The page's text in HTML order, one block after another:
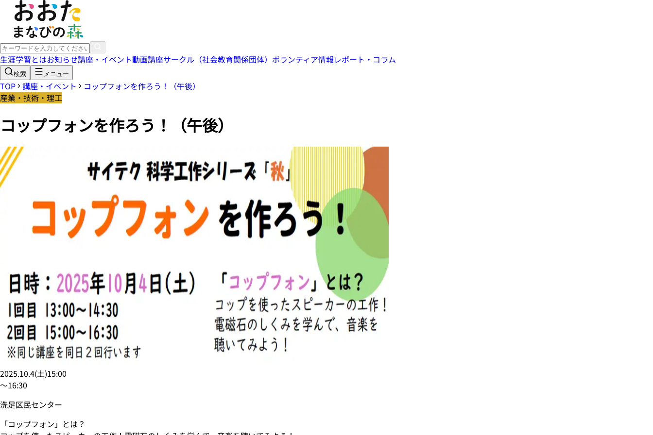
生涯学習とはお知らせ講座・イベント動画講座サークル（社会教育関係団体） ボランティア情報レポート・コラム
検索 メニュー
TOP 講座・イベント
コップフォンを作ろう！（午後）
産業・技術・理工
コップフォンを作ろう！（午後）
2025.10.4(土)15:00
〜16:30
洗足区民センター
「コップフォン」とは？